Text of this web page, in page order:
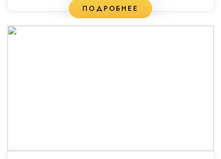
ПОДРОБНЕЕ